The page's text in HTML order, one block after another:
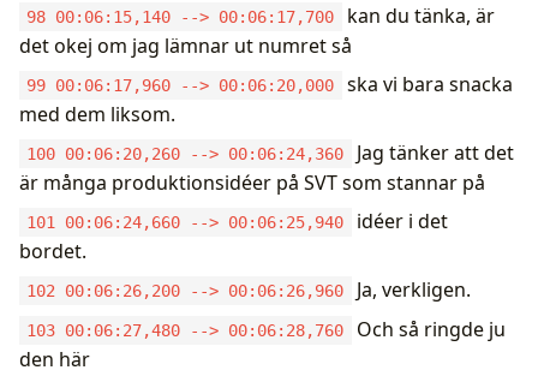
98 00:06:15,140 --> 00:06:17,700
kan du tänka, är
det okej om jag lämnar ut numret så
99 00:06:17,960 --> 00:06:20,000
ska vi bara snacka
med dem liksom.
100 00:06:20,260 --> 00:06:24,360
Jag tänker att det
är många produktionsidéer på SVT som stannar på
101 00:06:24,660 --> 00:06:25,940
idéer i det
bordet.
102 00:06:26,200 --> 00:06:26,960 Ja, verkligen.
103 00:06:27,480 --> 00:06:28,760
Och så ringde ju
den här